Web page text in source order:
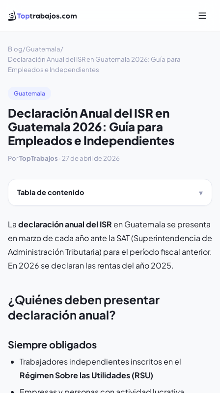
Blog/Guatemala/
Declaración Anual del ISR en Guatemala 2026: Guía para
Empleados e Independientes
Guatemala
Declaración Anual del ISR en
Guatemala 2026: Guía para
Empleados e Independientes
PorTopTrabajos · 27 de abril de 2026
Tabla de contenido
Ladeclaración anual del ISR en Guatemala se presenta
en marzo de cada año ante la SAT (Superintendencia de
Administración Tributaria) para el período fiscal anterior.
En 2026 se declaran las rentas del año 2025.
¿Quiénes deben presentar
declaración anual?
Siempre obligados
Trabajadores independientes inscritos en el
Régimen Sobre las Utilidades (RSU)